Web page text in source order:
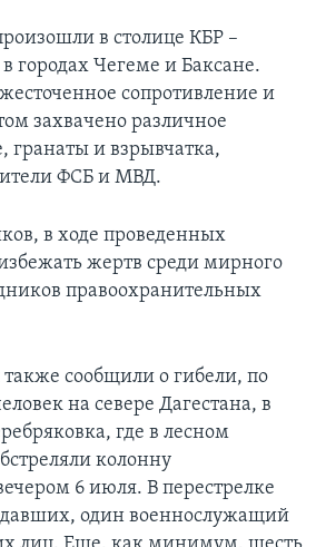
в столице КБР –
городах Чегеме и Баксане.
сопротивление и
захвачено различное
гранаты и взрывчатка,
ФСБ и МВД.
в ходе проведенных
жертв среди мирного
правоохранительных
также сообщили о гибели, по
на севере Дагестана, в
где в лесном
колонну
6 июля. В перестрелке
один военнослужащий